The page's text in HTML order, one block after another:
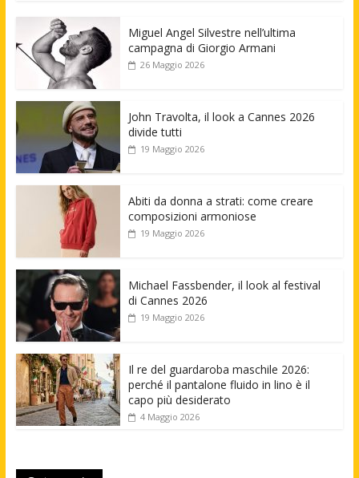
Miguel Angel Silvestre nell’ultima
campagna di Giorgio Armani
26 Maggio 2026
John Travolta, il look a Cannes 2026
divide tutti
19 Maggio 2026
Abiti da donna a strati: come creare
composizioni armoniose
19 Maggio 2026
Michael Fassbender, il look al festival
di Cannes 2026
19 Maggio 2026
Il re del guardaroba maschile 2026:
perché il pantalone fluido in lino è il
capo più desiderato
4 Maggio 2026